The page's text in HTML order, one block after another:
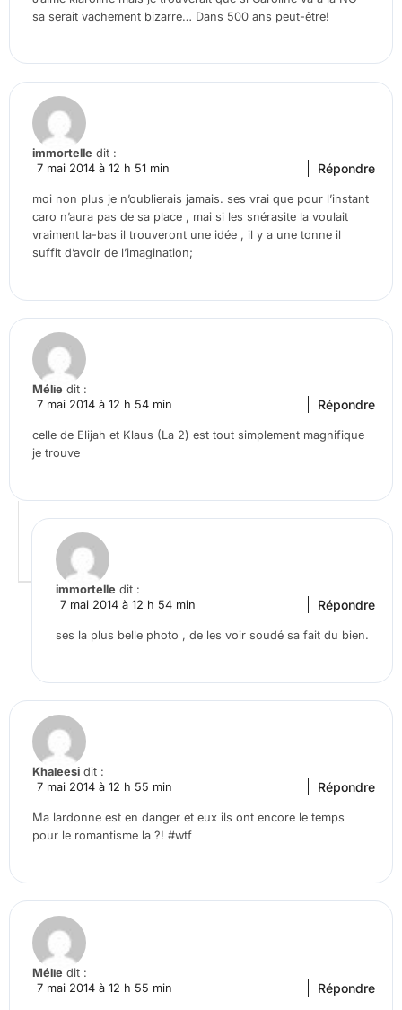
sa serait vachement bizarre… Dans 500 ans peut-être!
immortelle dit :
7 mai 2014 à 12 h 51 min
moi non plus je n’oublierais jamais. ses vrai que pour l’instant
caro n’aura pas de sa place , mai si les snérasite la voulait
vraiment la-bas il trouveront une idée , il y a une tonne il
suffit d’avoir de l’imagination;
Répondre
Mélie dit :
7 mai 2014 à 12 h 54 min
celle de Elijah et Klaus (La 2) est tout simplement magnifique
je trouve
Répondre
immortelle dit :
7 mai 2014 à 12 h 54 min
ses la plus belle photo , de les voir soudé sa fait du bien.
Répondre
Khaleesi dit :
7 mai 2014 à 12 h 55 min
Ma lardonne est en danger et eux ils ont encore le temps
pour le romantisme la ?! #wtf
Répondre
Mélie dit :
7 mai 2014 à 12 h 55 min
Répondre